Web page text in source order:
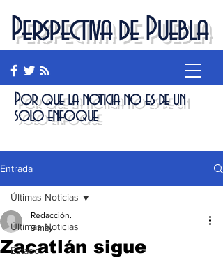
Perspectiva de Puebla
Por que la noticia no es de un
solo enfoque
Entrada
Últimas Noticias
Estado
Últimas Noticias
Zacatlán sigue
Redacción.
9 may